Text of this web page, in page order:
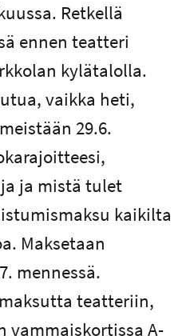
Retkellä
ennen teatteri
kylätalolla.
vaikka heti,
29.6.
ja mistä tulet
kaikilta
Maksetaan
mennessä.
teatteriin,
vammaiskortissa A-